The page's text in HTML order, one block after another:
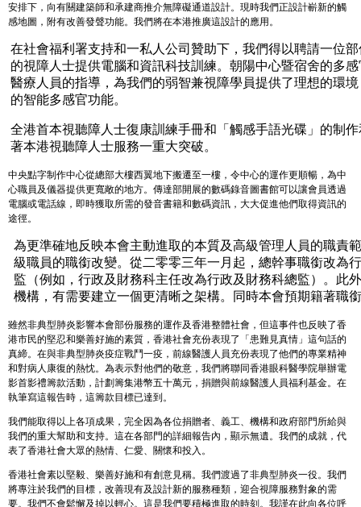
安排下，向有關建築師和承建商推介無障礙通道設計。現時我們正設計嶄新的觸
感地圖，附有改善發聲功能。我們將在本港推廣這設計的應用。
在社會福利署支持和一私人公司贊助下，我們得以聘請一位
的視障人士提供電腦和資訊科技訓練。朝陽中心暨宿舍的多
醫療人員的指導，為我們的弱智兼視障學員提供了理想的環
的智能多感官功能。
全港首本視聽障人士復康訓練手冊和「觸感手語光碟」的制
著本港視聽障人士服務一重大突破。
中央點字制作中心從總部大樓西翼地下搬遷至一樓，令中心的運作更順暢，為中
心職員及儀器提供更寬敞的地方。傳達部開展的數碼錄音圖書館可以讓會員透過
電腦或電話線，即時獲取所需的發音書籍和數碼資訊，大大促進他們取得資訊的
途徑。
為更準確地反映本會主動進取的本質及高級管理人員的職責
級職員的職銜改變。從二零零三年一月起，總幹事職銜改為
監（例如，行政及財務科主任改為行政及財務科總監）。此
機構，有需要建立一個更清晰之架構。同時本會預期籍著職
雖然非典型肺炎影響本會部份服務的運作及香港整體社會，但這事件也反映了香
港市民的堅忍和樂善好施的素質，香港社會充份表現了「患難見真情」這句話的
真締。在與非典型肺炎疫症戰鬥一疫，前線醫護人員充份表現了他們的專業精神
和對病人康復的熱忱。為表示對他們的敬意，我們將聯同香港眼科醫學院舉辦電
影首影禮籌款活動，計劃籌集港幣五十萬元，捐贈與前線醫護人員福利基金。在
執筆寫這報告時，這籌款目標已達到。
我們能取得以上各項成果，完全因為各位捐贈者、義工、機構和政府部門所給與
我們的重大幫助和支持。這在各部門的詳細報告內，顯示無遺。我們的成就，代
表了香港社會大眾的熱情、仁愛、關懷和投入。
香港社會素以堅毅、樂善好施和有創意見稱。我們渡過了非典型肺炎一役。我們
將專注於我們的目標，改善現有及設計新的服務種類，迎合視障服務對象的需
要。我們不會鬆懈及掉以輕心。這是我們要積極進取的時刻。我謹在此向各位呼